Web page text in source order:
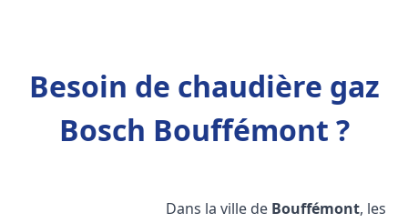
Besoin de chaudière gaz
Bosch Bouffémont ?
Dans la ville de Bouffémont, les